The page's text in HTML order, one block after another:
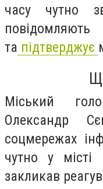
часу чутно
та підтверджує
Міський
Олександр
соцмережах
чутно у місті
закликав